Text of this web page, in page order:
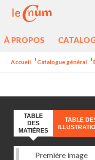
À PROPOS
Accueil Catalogue général
TABLE
DES
MATIÈRES
TABLE
Première image